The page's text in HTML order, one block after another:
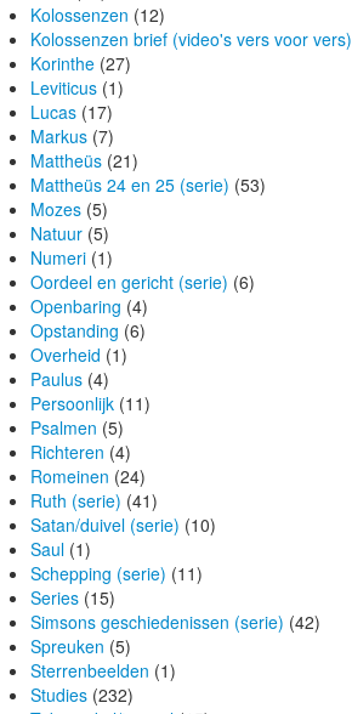
Kolossenzen (12)
Kolossenzen brief (video's vers voor vers)
Korinthe (27)
Leviticus (1)
Lucas (17)
Markus (7)
Mattheüs (21)
Mattheüs 24 en 25 (serie) (53)
Mozes (5)
Natuur (5)
Numeri (1)
Oordeel en gericht (serie) (6)
Openbaring (4)
Opstanding (6)
Overheid (1)
Paulus (4)
Persoonlijk (11)
Psalmen (5)
Richteren (4)
Romeinen (24)
Ruth (serie) (41)
Satan/duivel (serie) (10)
Saul (1)
Schepping (serie) (11)
Series (15)
Simsons geschiedenissen (serie) (42)
Spreuken (5)
Sterrenbeelden (1)
Studies (232)